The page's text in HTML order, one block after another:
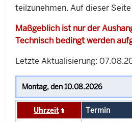
teilzunehmen. Auf dieser
Maßgeblich ist nur der
Technisch bedingt werden
Letzte Aktualisierung:
Uhrzeit Termin